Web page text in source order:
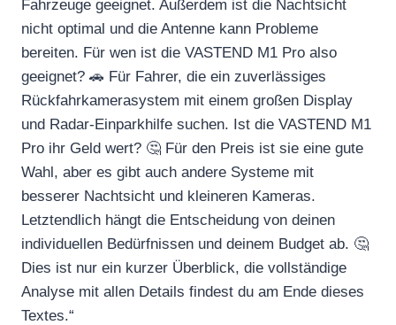
Fahrzeuge geeignet. Außerdem ist die Nachtsicht
nicht optimal und die Antenne kann Probleme
bereiten. Für wen ist die VASTEND M1 Pro also
geeignet? 🚗 Für Fahrer, die ein zuverlässiges
Rückfahrkamerasystem mit einem großen Display
und Radar-Einparkhilfe suchen. Ist die VASTEND M1
Pro ihr Geld wert? 🤔 Für den Preis ist sie eine gute
Wahl, aber es gibt auch andere Systeme mit
besserer Nachtsicht und kleineren Kameras.
Letztendlich hängt die Entscheidung von deinen
individuellen Bedürfnissen und deinem Budget ab. 🤔
Dies ist nur ein kurzer Überblick, die vollständige
Analyse mit allen Details findest du am Ende dieses
Textes.“